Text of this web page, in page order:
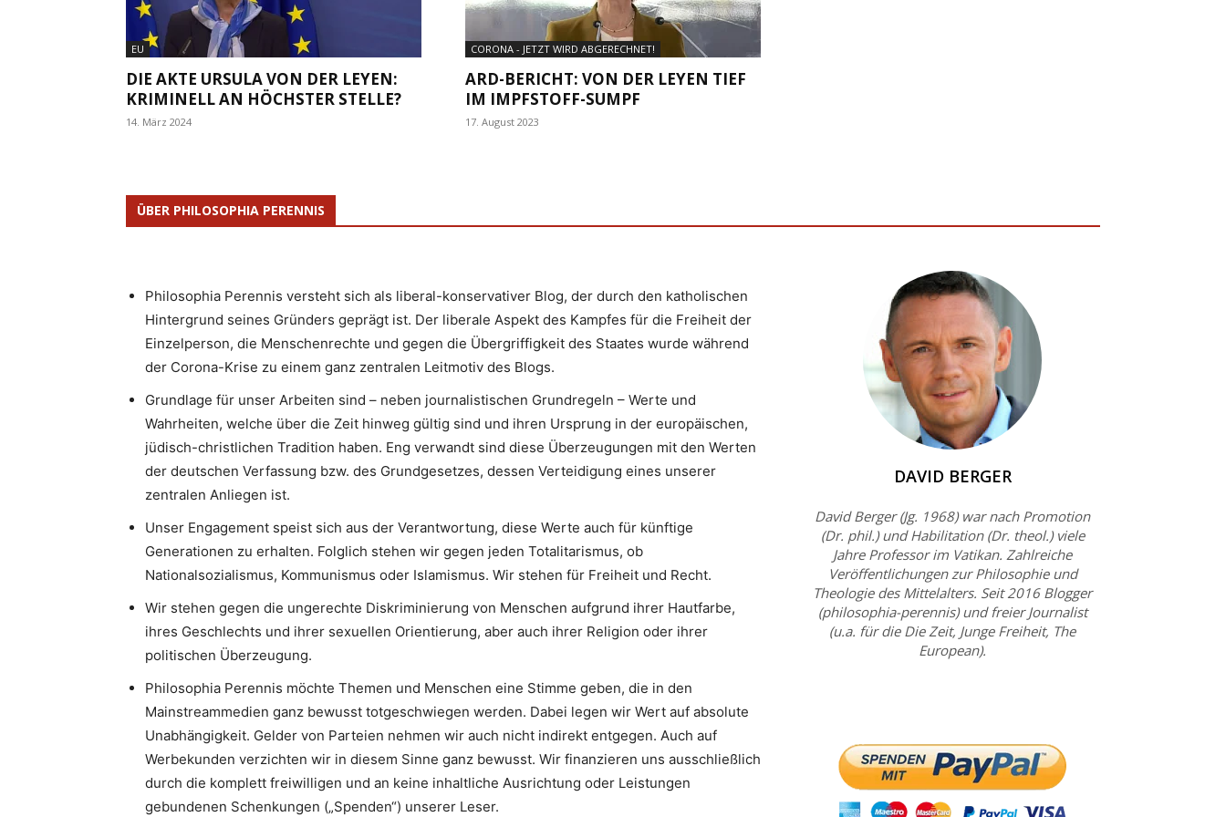
EU
DIE AKTE URSULA VON DER LEYEN:
KRIMINELL AN HÖCHSTER STELLE?
14. März 2024
CORONA - JETZT WIRD ABGERECHNET!
ARD-BERICHT: VON DER LEYEN TIEF
IM IMPFSTOFF-SUMPF
17. August 2023
ÜBER PHILOSOPHIA PERENNIS
Philosophia Perennis versteht sich als liberal-konservativer Blog, der durch den katholischen
Hintergrund seines Gründers geprägt ist. Der liberale Aspekt des Kampfes für die Freiheit der
Einzelperson, die Menschenrechte und gegen die Übergriffigkeit des Staates wurde während
der Corona-Krise zu einem ganz zentralen Leitmotiv des Blogs.
Grundlage für unser Arbeiten sind – neben journalistischen Grundregeln – Werte und
Wahrheiten, welche über die Zeit hinweg gültig sind und ihren Ursprung in der europäischen,
jüdisch-christlichen Tradition haben. Eng verwandt sind diese Überzeugungen mit den Werten
der deutschen Verfassung bzw. des Grundgesetzes, dessen Verteidigung eines unserer
zentralen Anliegen ist.
Unser Engagement speist sich aus der Verantwortung, diese Werte auch für künftige
Generationen zu erhalten. Folglich stehen wir gegen jeden Totalitarismus, ob
Nationalsozialismus, Kommunismus oder Islamismus. Wir stehen für Freiheit und Recht.
Wir stehen gegen die ungerechte Diskriminierung von Menschen aufgrund ihrer Hautfarbe,
ihres Geschlechts und ihrer sexuellen Orientierung, aber auch ihrer Religion oder ihrer
politischen Überzeugung.
Philosophia Perennis möchte Themen und Menschen eine Stimme geben, die in den
Mainstreammedien ganz bewusst totgeschwiegen werden. Dabei legen wir Wert auf absolute
Unabhängigkeit. Gelder von Parteien nehmen wir auch nicht indirekt entgegen. Auch auf
Werbekunden verzichten wir in diesem Sinne ganz bewusst. Wir finanzieren uns ausschließlich
durch die komplett freiwilligen und an keine inhaltliche Ausrichtung oder Leistungen
gebundenen Schenkungen („Spenden“) unserer Leser.
DAVID BERGER
David Berger (Jg. 1968) war nach Promotion
(Dr. phil.) und Habilitation (Dr. theol.) viele
Jahre Professor im Vatikan. Zahlreiche
Veröffentlichungen zur Philosophie und
Theologie des Mittelalters. Seit 2016 Blogger
(philosophia-perennis) und freier Journalist
(u.a. für die Die Zeit, Junge Freiheit, The
European).